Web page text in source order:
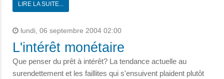
LIRE LA SUITE...
lundi, 06 septembre 2004 02:00
L'intérêt monétaire
Que penser du prêt à intérêt? La tendance actuelle au
surendettement et les faillites qui s'ensuivent plaident plutôt